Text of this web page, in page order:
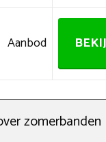
Aanbod
zomerbanden